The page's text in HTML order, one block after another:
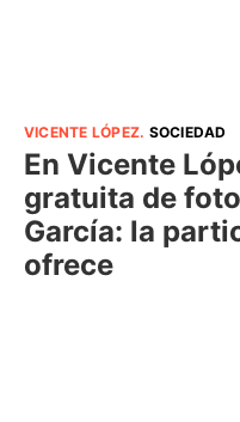
VICENTE LÓPEZ. SOCIEDAD
En Vicente
gratuita de
García: la
ofrece